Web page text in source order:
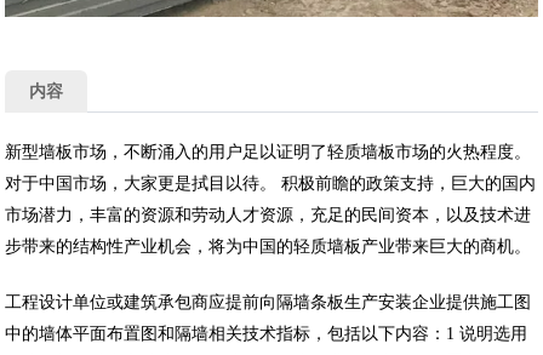
内容
新型墙板市场，不断涌入的用户足以证明了轻质墙板市场的火热程度。
对于中国市场，大家更是拭目以待。 积极前瞻的政策支持，巨大的国内
市场潜力，丰富的资源和劳动人才资源，充足的民间资本，以及技术进
步带来的结构性产业机会，将为中国的轻质墙板产业带来巨大的商机。
工程设计单位或建筑承包商应提前向隔墙条板生产安装企业提供施工图
中的墙体平面布置图和隔墙相关技术指标，包括以下内容：1 说明选用